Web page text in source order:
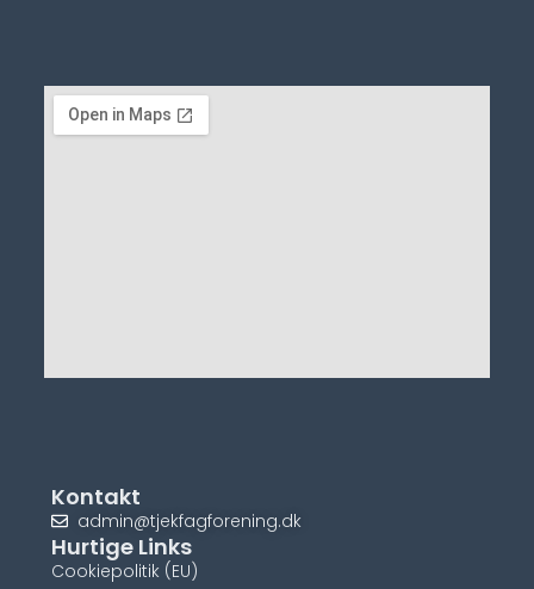
Kontakt
admin@tjekfagforening.dk
Hurtige Links
Cookiepolitik (EU)